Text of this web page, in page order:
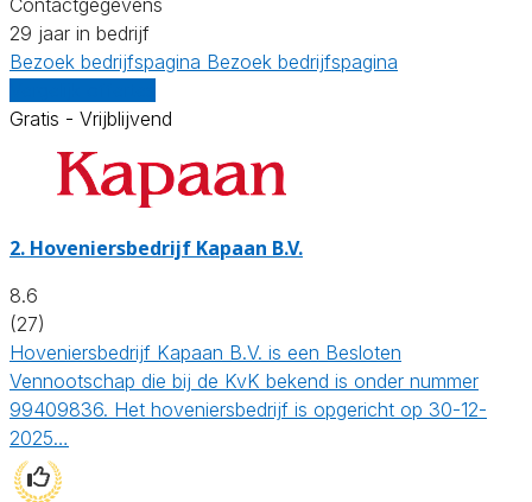
29 jaar in bedrijf
Bezoek bedrijfspagina Bezoek bedrijfspagina
Gratis - Vrijblijvend
2. Hoveniersbedrijf Kapaan B.V.
8.6
(27)
Hoveniersbedrijf Kapaan B.V. is een Besloten
Vennootschap die bij de KvK bekend is onder nummer
99409836. Het hoveniersbedrijf is opgericht op 30-12-
2025…